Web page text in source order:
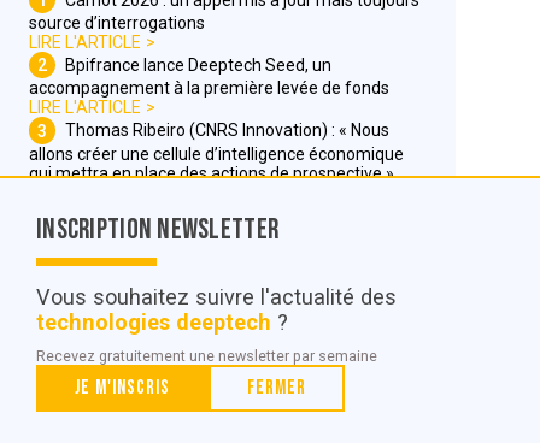
source d’interrogations
LIRE L'ARTICLE
2
Bpifrance lance Deeptech Seed, un
accompagnement à la première levée de fonds
LIRE L'ARTICLE
3
Thomas Ribeiro (CNRS Innovation) : « Nous
allons créer une cellule d’intelligence économique
qui mettra en place des actions de prospective »
© POC Media 2026
Tous droits réservés.
Qui sommes nous ?
Mentions légales
Inscription Newsletter
Vous souhaitez suivre l'actualité des
technologies deeptech ?
Recevez gratuitement une newsletter par semaine
Je m'inscris Fermer